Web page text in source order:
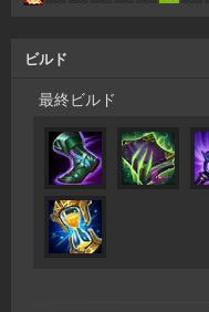
ビルド
最終ビルド